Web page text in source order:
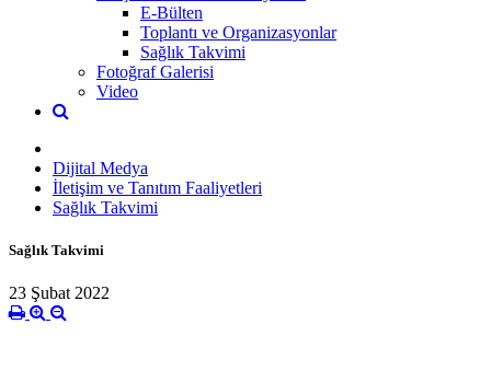
E-Bülten
Toplantı ve Organizasyonlar
Sağlık Takvimi
Fotoğraf Galerisi
Video
Dijital Medya
İletişim ve Tanıtım Faaliyetleri
Sağlık Takvimi
Sağlık Takvimi
23 Şubat 2022